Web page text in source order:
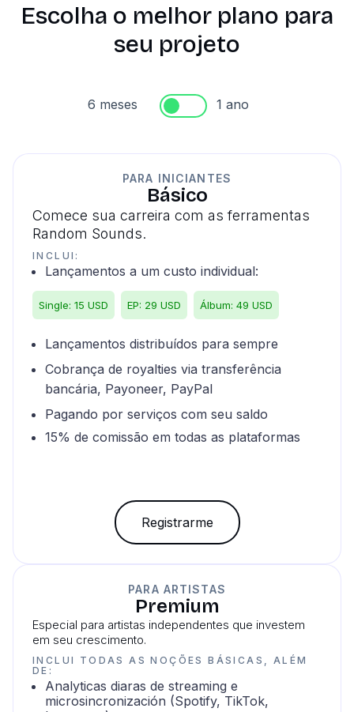
Escolha o melhor plano para
seu projeto
6 meses 1 ano
PARA INICIANTES
Básico
Comece sua carreira com as ferramentas
Random Sounds.
INCLUI:
Lançamentos a um custo individual:
Single: 15 USD EP: 29 USD Álbum: 49 USD
Lançamentos distribuídos para sempre
Cobrança de royalties via transferência
bancária, Payoneer, PayPal
Pagando por serviços com seu saldo
15% de comissão em todas as plataformas
Registrarme
PARA ARTISTAS
Premium
Especial para artistas independentes que investem
em seu crescimento.
INCLUI TODAS AS NOÇÕES BÁSICAS, ALÉM
DE:
Analyticas diaras de streaming e
microsincronización (Spotify, TikTok,